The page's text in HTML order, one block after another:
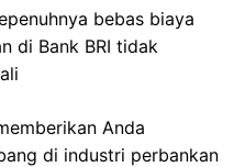
bebas biaya
di Bank BRI tidak
Anda
di industri perbankan